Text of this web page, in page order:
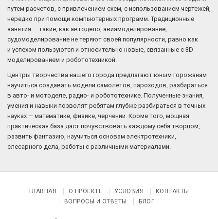
путем расчетов, с привлечением схем, с использованием чертежей,
нередко при помощи компьютерных программ. Традиционные
занятия — такие, как автодело, авиамоделирование,
судомоделирование не теряют своей популярности, равно как
и успехом пользуются и относительно новые, связанные с 3D-
моделированием и робототехникой.
Центры творчества нашего города предлагают юным горожанам
научиться создавать модели самолетов, пароходов, разбираться
в авто- и мотоделе, радио- и робототехнике. Полученные знания,
умения и навыки позволят ребятам глубже разбираться в точных
науках — математике, физике, черчении. Кроме того, мощная
практическая база даст почувствовать каждому себя творцом,
развить фантазию, научиться основам электротехники,
слесарного дела, работы с различными материалами.
ГЛАВНАЯ О ПРОЕКТЕ УСЛОВИЯ
КОНТАКТЫ
ВОПРОСЫ И ОТВЕТЫ
БЛОГ